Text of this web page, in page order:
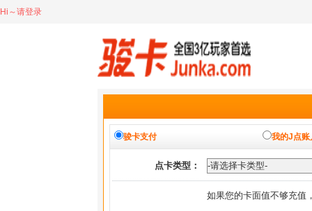
Hi～请登录
骏卡支付 我的J点账
点卡类型：
如果您的卡面值不够充值